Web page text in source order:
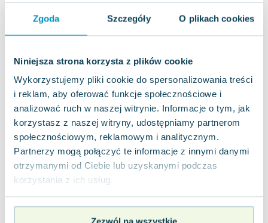
Zgoda Szczegóły O plikach cookies
Niniejsza strona korzysta z plików cookie
Wykorzystujemy pliki cookie do spersonalizowania treści
i reklam, aby oferować funkcje społecznościowe i
analizować ruch w naszej witrynie. Informacje o tym, jak
korzystasz z naszej witryny, udostępniamy partnerom
społecznościowym, reklamowym i analitycznym.
Partnerzy mogą połączyć te informacje z innymi danymi
otrzymanymi od Ciebie lub uzyskanymi podczas
korzystania z ich usług.
Zezwól na wszystkie